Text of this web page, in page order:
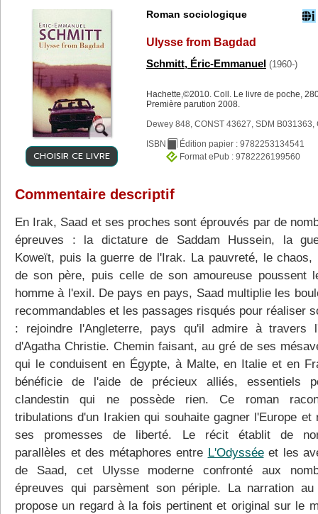
CHOISIR CE LIVRE
Roman sociologique
Ulysse from Bagdad
Schmitt, Éric-Emmanuel (1960-)
Hachette,©2010. Coll. Le livre de poche,
Première parution 2008.
Dewey 848, CONST 43627, SDM B031363,
ISBN
Édition papier : 9782253134541
Format ePub : 9782226199560
Commentaire descriptif
En Irak, Saad et ses proches sont éprouvés par de
épreuves : la dictature de Saddam Hussein, la
Koweït, puis la guerre de l'Irak. La pauvreté, le chaos,
de son père, puis celle de son amoureuse poussent
homme à l'exil. De pays en pays, Saad multiplie les
recommandables et les passages risqués pour réaliser
: rejoindre l'Angleterre, pays qu'il admire à travers
d'Agatha Christie. Chemin faisant, au gré de ses
qui le conduisent en Égypte, à Malte, en Italie et en
bénéficie de l'aide de précieux alliés, essentiels
clandestin qui ne possède rien. Ce roman
tribulations d'un Irakien qui souhaite gagner l'Europe et
ses promesses de liberté. Le récit établit de
parallèles et des métaphores entre L'Odysséeet les
de Saad, cet Ulysse moderne confronté aux
épreuves qui parsèment son périple. La narration
propose un regard à la fois pertinent et original sur le